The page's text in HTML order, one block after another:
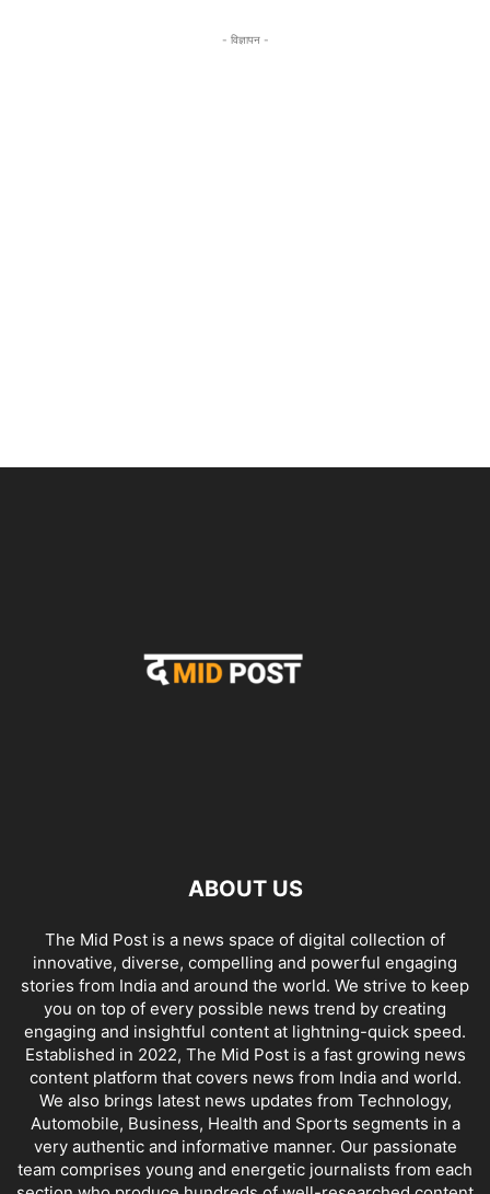
- विज्ञापन -
ABOUT US
The Mid Post is a news space of digital collection of
innovative, diverse, compelling and powerful engaging
stories from India and around the world. We strive to keep
you on top of every possible news trend by creating
engaging and insightful content at lightning-quick speed.
Established in 2022, The Mid Post is a fast growing news
content platform that covers news from India and world.
We also brings latest news updates from Technology,
Automobile, Business, Health and Sports segments in a
very authentic and informative manner. Our passionate
team comprises young and energetic journalists from each